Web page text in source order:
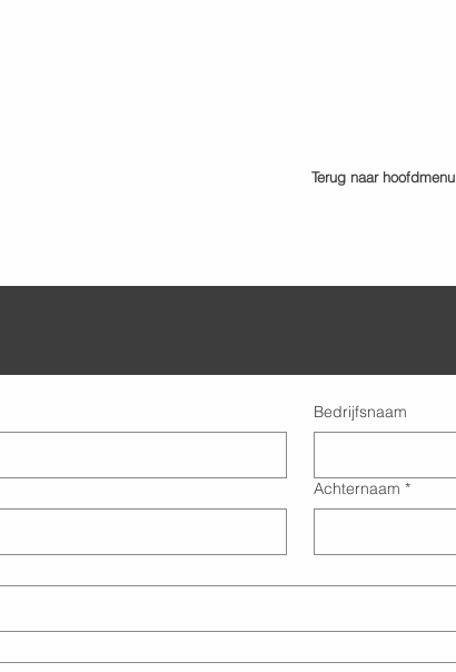
Terug naar hoofdmenu
Bedrijfsnaam
Achternaam *
regels